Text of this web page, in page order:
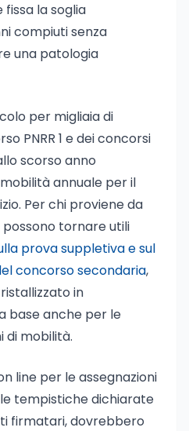
fissa la soglia
compiuti senza
una patologia
per migliaia di
PNRR 1 e dei concorsi
scorso anno
annuale per il
Per chi proviene da
tornare utili
prova suppletiva e sul
concorso secondaria,
in
base anche per le
di mobilità.
line per le assegnazioni
tempistiche dichiarate
firmatari, dovrebbero